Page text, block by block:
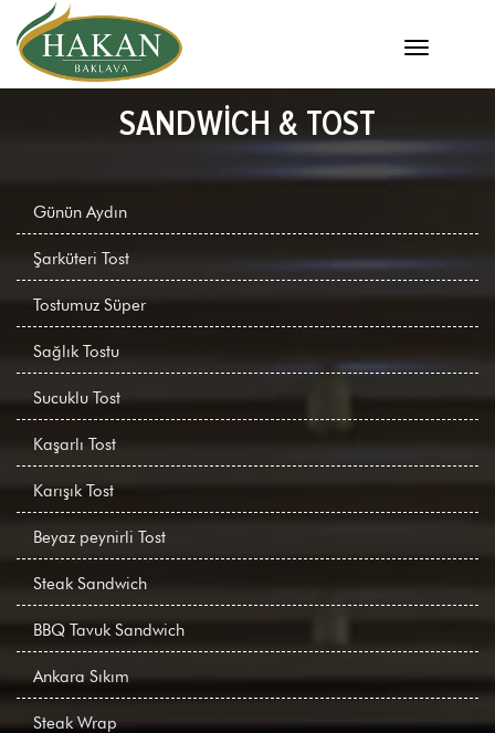
SANDWICH & TOST
Günün Aydın
Şarküteri Tost
Tostumuz Süper
Sağlık Tostu
Sucuklu Tost
Kaşarlı Tost
Karışık Tost
Beyaz peynirli Tost
Steak Sandwich
BBQ Tavuk Sandwich
Ankara Sıkım
Steak Wrap